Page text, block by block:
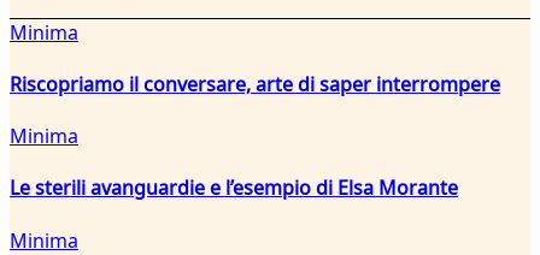
Minima
Riscopriamo il conversare, arte di saper interrompere
Minima
Le sterili avanguardie e l’esempio di Elsa Morante
Minima